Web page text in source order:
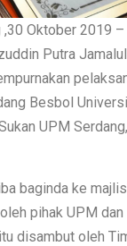
,30 Oktober 2019
Putra
Besbol
UPM
baginda ke
pihak UPM
disambut oleh